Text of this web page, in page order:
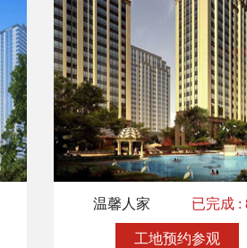
温馨人家 已完成 :
工地预约参观